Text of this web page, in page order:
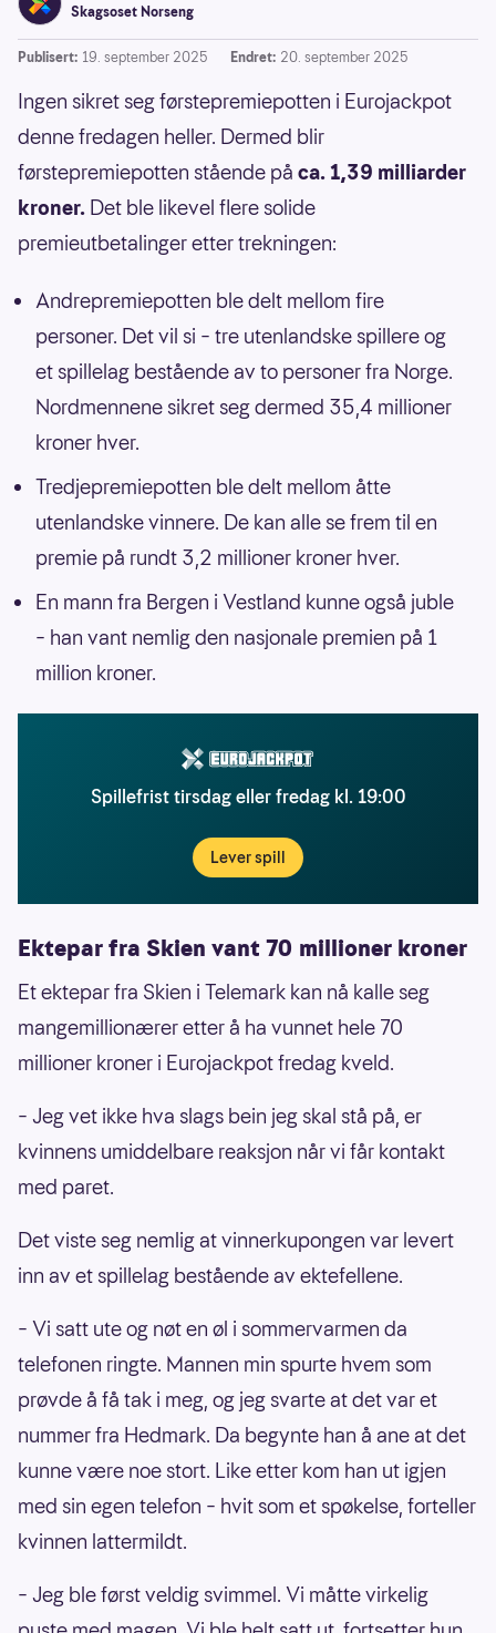
Skagsoset Norseng
Publisert: 19. september 2025 Endret: 20. september 2025
Ingen sikret seg førstepremiepotten i Eurojackpot
denne fredagen heller. Dermed blir
førstepremiepotten stående på ca. 1,39 milliarder
kroner. Det ble likevel flere solide
premieutbetalinger etter trekningen:
Andrepremiepotten ble delt mellom fire
personer. Det vil si – tre utenlandske spillere og
et spillelag bestående av to personer fra Norge.
Nordmennene sikret seg dermed 35,4 millioner
kroner hver.
Tredjepremiepotten ble delt mellom åtte
utenlandske vinnere. De kan alle se frem til en
premie på rundt 3,2 millioner kroner hver.
En mann fra Bergen i Vestland kunne også juble
– han vant nemlig den nasjonale premien på 1
million kroner.
Spillefrist tirsdag eller fredag kl. 19:00
Lever spill
Ektepar fra Skien vant 70 millioner kroner
Et ektepar fra Skien i Telemark kan nå kalle seg
mangemillionærer etter å ha vunnet hele 70
millioner kroner i Eurojackpot fredag kveld.
– Jeg vet ikke hva slags bein jeg skal stå på, er
kvinnens umiddelbare reaksjon når vi får kontakt
med paret.
Det viste seg nemlig at vinnerkupongen var levert
inn av et spillelag bestående av ektefellene.
– Vi satt ute og nøt en øl i sommervarmen da
telefonen ringte. Mannen min spurte hvem som
prøvde å få tak i meg, og jeg svarte at det var et
nummer fra Hedmark. Da begynte han å ane at det
kunne være noe stort. Like etter kom han ut igjen
med sin egen telefon – hvit som et spøkelse, forteller
kvinnen lattermildt.
– Jeg ble først veldig svimmel. Vi måtte virkelig